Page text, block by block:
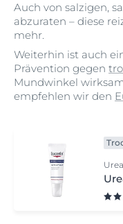
Auch von salzigen,
abzuraten – diese
mehr.
Weiterhin ist auch
Prävention gegen
Mundwinkel
empfehlen wir den